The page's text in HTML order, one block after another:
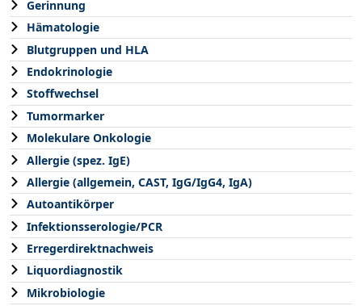
Gerinnung
Hämatologie
Blutgruppen und HLA
Endokrinologie
Stoffwechsel
Tumormarker
Molekulare Onkologie
Allergie (spez. IgE)
Allergie (allgemein, CAST, IgG/IgG4, IgA)
Autoantikörper
Infektionsserologie/PCR
Erregerdirektnachweis
Liquordiagnostik
Mikrobiologie